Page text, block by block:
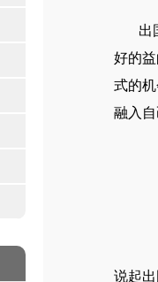
出
好的
式的
融入自
说起